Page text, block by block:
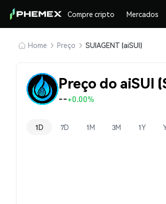
Compre cripto Mercados
Home Preço SUIAGENT (aiSUI)
Preço do aiSUI
--+0.00%
1D 7D 1M 3M 1Y